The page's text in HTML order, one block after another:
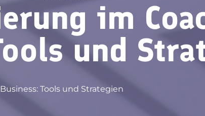
im
und
Tools und Strategien